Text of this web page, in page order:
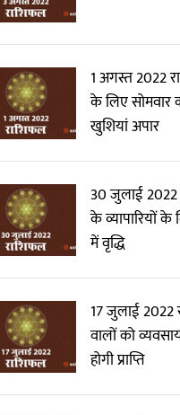
1 अगस्त 2022
के लिए सोमवार
खुशियां अपार
30 जुलाई 2022
के व्यापारियों
में वृद्धि
17 जुलाई 2022
वालों को
होगी प्राप्ति